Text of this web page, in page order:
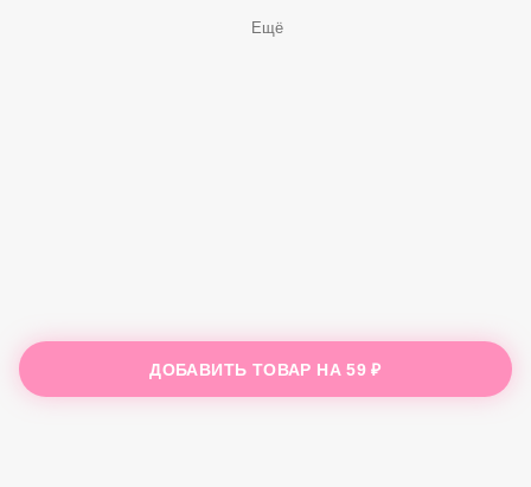
ДОБАВИТЬ ТОВАР НА59 ₽
Ещё